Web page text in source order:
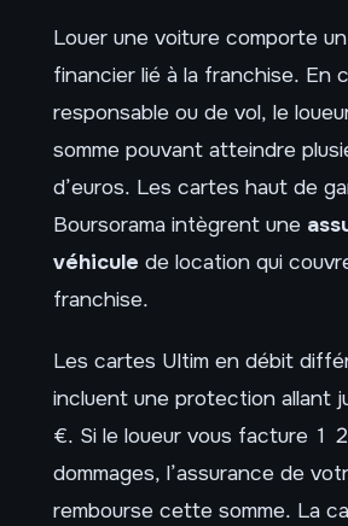
Louer une voiture comporte
financier lié à la franchise. En
responsable ou de vol, le
somme pouvant atteindre
d’euros. Les cartes haut de
Boursorama intègrent une
véhicule de location qui
franchise.
Les cartes Ultim en débit
incluent une protection allant
€. Si le loueur vous facture 1
dommages, l’assurance de
rembourse cette somme. La